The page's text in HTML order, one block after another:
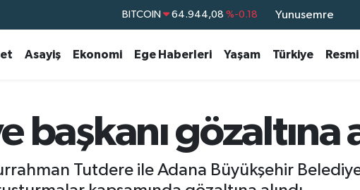
BITCOIN 64.944,08 %-0.18
6660.55
BİST100 13.779 %-14
Yunusemre
Asayiş Ekonomi Ege Haberleri Yaşam Türkiye
başkanı gözaltına
Tutdere ile Adana Büyükşehir